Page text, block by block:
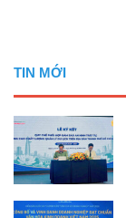
TIN MỚI